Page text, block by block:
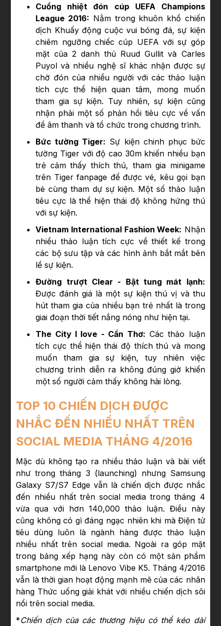
Cuồng nhiệt đón cúp UEFA Champions
League 2016: Nằm trong khuôn khổ chiến
dịch Khuấy động cuộc vui bóng đá, sự kiện
chiêm ngưỡng chiếc cúp UEFA với sự góp
mặt của 2 danh thủ Ruud Gullit và Carles
Puyol và nhiều nghệ sĩ khác nhận được sự
chờ đón của nhiều người với các thảo luận
tích cực thể hiện quan tâm, mong muốn
tham gia sự kiện. Tuy nhiên, sự kiện cũng
nhận phải một số phản hồi tiêu cực về vấn
đề âm thanh và tổ chức trong chương trình.
Bức tường Tiger: Sự kiện chinh phục bức
tường Tiger với độ cao 30m khiến nhiều bạn
trẻ cảm thấy thích thú, tham gia minigame
trên Tiger fanpage để được vé, kêu gọi bạn
bè cùng tham dự sự kiện. Một số thảo luận
tiêu cực là thể hiện thái độ không hứng thú
với sự kiện.
Vietnam International Fashion Week: Nhận
nhiều thảo luận tích cực về thiết kế trong
các bộ sưu tập và các hình ảnh bắt mắt bên
lề sự kiện.
Đường trượt Clear - Bật tung mát lạnh:
Được đánh giá là một sự kiện thú vị và thu
hút tham gia của nhiều bạn trẻ nhất là trong
giai đoạn thời tiết nắng nóng như hiện tại.
The City I love - Cần Thơ: Các thảo luận
tích cực thể hiện thái độ thích thú và mong
muốn tham gia sự kiện, tuy nhiên việc
chương trình diễn ra không đúng giờ khiến
một số người cảm thấy không hài lòng.
TOP 10 CHIẾN DỊCH ĐƯỢC
NHẮC ĐẾN NHIỀU NHẤT TRÊN
SOCIAL MEDIA THÁNG 4/2016
Mặc dù không tạo ra nhiều thảo luận và bài viết
như trong tháng 3 (launching) nhưng Samsung
Galaxy S7/S7 Edge vẫn là chiến dịch được nhắc
đến nhiều nhất trên social media trong tháng 4
vừa qua với hơn 140,000 thảo luận. Điều này
cũng không có gì đáng ngạc nhiên khi mà Điện tử
tiêu dùng luôn là ngành hàng được thảo luận
nhiều nhất trên social media. Ngoài ra góp mặt
trong bảng xếp hạng này còn có một sản phẩm
smartphone mới là Lenovo Vibe K5. Tháng 4/2016
vẫn là thời gian hoạt động mạnh mẽ của các nhãn
hàng Thức uống giải khát với nhiều chiến dịch sôi
nổi trên social media.
*Chiến dịch của các thương hiệu có thể kéo dài